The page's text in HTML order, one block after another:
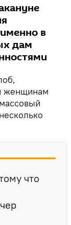
в
дам
женщинам
что